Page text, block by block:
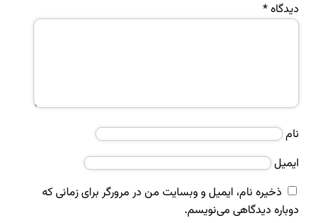
دیدگاه*
نام
ایمیل
ذخیره نام، ایمیل و وبسایت من در مرورگر برای زمانی که
دوباره دیدگاهی می‌نویسم.